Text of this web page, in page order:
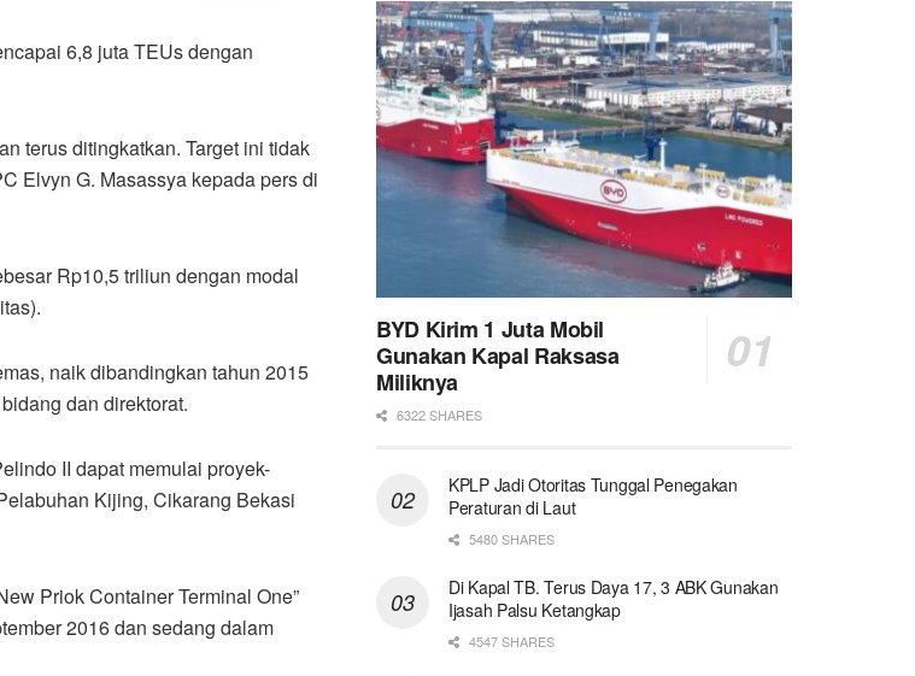
6,8 juta TEUs dengan
terus ditingkatkan. Target ini tidak
Elvyn G. Masassya kepada pers di
Rp10,5 triliun dengan modal
naik dibandingkan tahun 2015
dan direktorat.
II dapat memulai proyek-
Kijing, Cikarang Bekasi
Priok Container Terminal One”
2016 dan sedang dalam
BYD Kirim 1 Juta Mobil
Gunakan Kapal Raksasa
Miliknya
6322 SHARES
KPLP Jadi Otoritas Tunggal Penegakan
Peraturan di Laut
5480 SHARES
Di Kapal TB. Terus Daya 17, 3 ABK Gunakan
Ijasah Palsu Ketangkap
4547 SHARES